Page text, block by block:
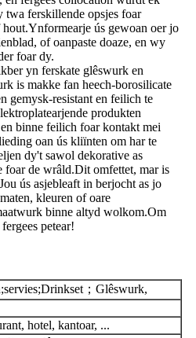
twa ferskillende opsjes foar
ús gewoan oer jo
of oanpaste doaze, en wy
foar dy.
yn ferskate glêswurk en
is makke fan heech-borosilicate
gemysk-resistant en feilich te
produkten
binne feilich foar kontakt mei
oan ús kliïnten om har te
dy't sawol dekorative as
foar de wrâld.Dit omfettet, mar is
ús asjebleaft in berjocht as jo
kleuren of oare
binne altyd wolkom.Om
petear!
；Glêswurk,
hotel, kantoar, ...